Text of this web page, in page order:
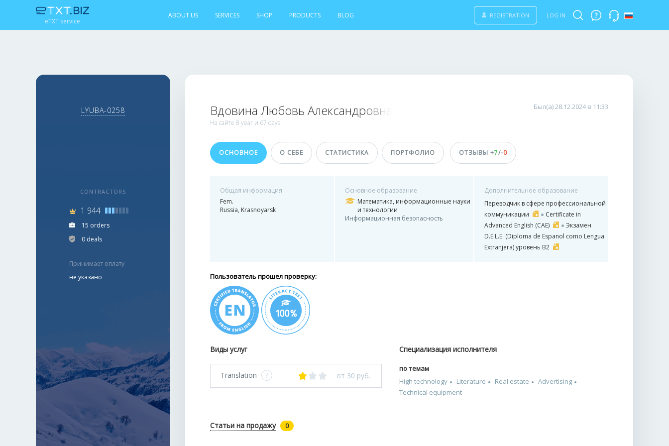
eTXT service
ABOUT US SERVICES SHOP PRODUCTS BLOG REGISTRATION LOG IN
LYUBA-0258
CONTRACTORS
1 944
15 orders
0 deals
Принимает оплату
не указано
Вдовина Любовь Александровна
На сайте 8 year и 67 days
Был(а) 28.12.2024 в 11:33
ОСНОВНОЕ О СЕБЕ СТАТИСТИКА ПОРТФОЛИО ОТЗЫВЫ +7/-0
Общая информация
Fem.
Russia, Krasnoyarsk
Основное образование
Математика, информационные науки
и технологии
Информационная безопасность
Дополнительное образование
Переводчик в сфере профессиональной
коммуникации
Certificate in
Advanced English (CAE)
Экзамен
D.E.L.E. (Diploma de Espanol como Lengua
Extranjera) уровень B2
Пользователь прошел проверку:
Виды услуг
Translation ? от 30 руб.
Специализация исполнителя
по темам
High technology
Literature Real estate
Advertising
Technical equipment
Статьи на продажу 0